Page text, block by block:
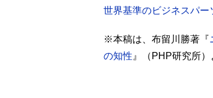
世界基準のビジネスパ
※本稿は、布留川勝著『
の知性 』（PHP研究所